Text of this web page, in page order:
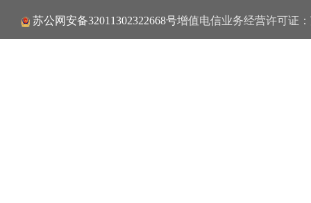
苏公网安备32011302322668号增值电信业务经营许可证：